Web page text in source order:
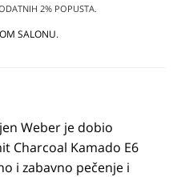
2% POPUSTA.
SALONU.
Weber je dobio
Charcoal Kamado E6
i zabavno pečenje i